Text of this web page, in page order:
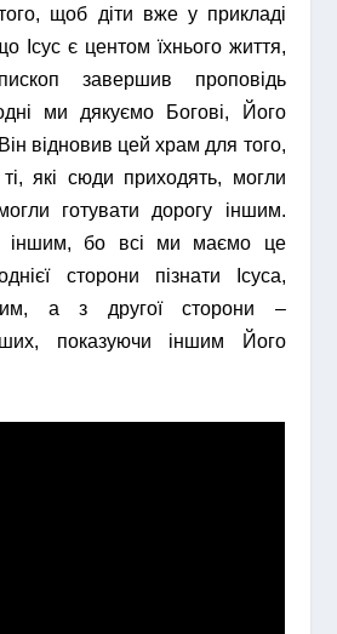
щоб діти вже у прикладі
Ісус є центом їхнього життя,
завершив проповідь
ми дякуємо Богові, Його
відновив цей храм для того,
які сюди приходять, могли
готувати дорогу іншим.
іншим, бо всі ми маємо це
сторони пізнати Ісуса,
а з другої сторони –
показуючи іншим Його